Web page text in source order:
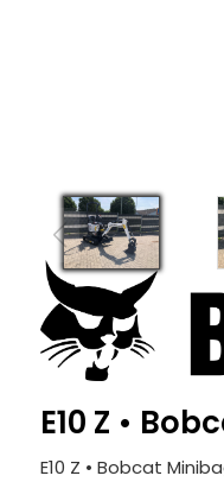
E10 Z •
E10 Z • Bobcat